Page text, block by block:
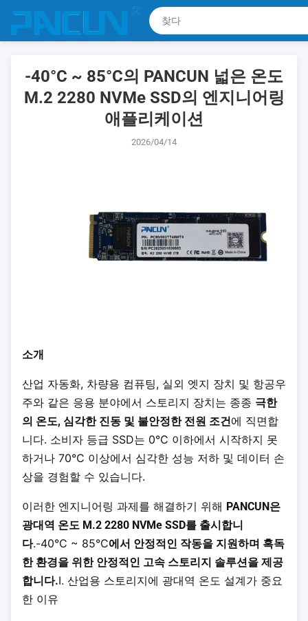
-40°C ~ 85°C의 PANCUN 넓은 온도
M.2 2280 NVMe SSD의 엔지니어링
애플리케이션
2026/04/14
소개
산업 자동화, 차량용 컴퓨팅, 실외 엣지 장치 및 항공우
주와 같은 응용 분야에서 스토리지 장치는 종종 극한
의 온도, 심각한 진동 및 불안정한 전원 조건에 직면합
니다. 소비자 등급 SSD는 0°C 이하에서 시작하지 못
하거나 70°C 이상에서 심각한 성능 저하 및 데이터 손
상을 경험할 수 있습니다.
이러한 엔지니어링 과제를 해결하기 위해 PANCUN은
광대역 온도 M.2 2280 NVMe SSD를 출시합니
다.-40°C ~ 85°C에서 안정적인 작동을 지원하며 혹독
한 환경을 위한 안정적인 고속 스토리지 솔루션을 제공
합니다.I. 산업용 스토리지에 광대역 온도 설계가 중요
한 이유